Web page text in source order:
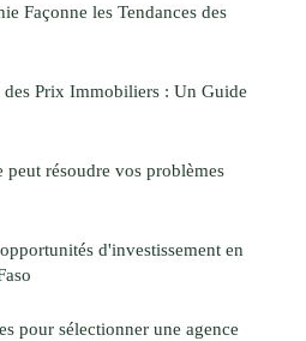
Façonne les Tendances des
Prix Immobiliers : Un Guide
résoudre vos problèmes
d'investissement en
pour sélectionner une agence